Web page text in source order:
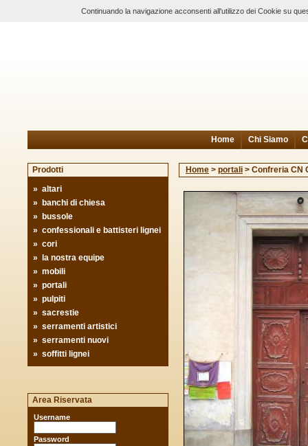
Home Chi Siamo
Prodotti
» altari
»
banchi di chiesa
»
bussole
» confessionali e battisteri lignei
» cori
»
la nostra equipe
» mobili
» portali
» pulpiti
» sacrestie
» serramenti artistici
» serramenti nuovi
» soffitti lignei
Area Riservata
Username
Password
Home > portali > Confreria CN
Continuando la navigazione acconsenti all'utilizzo dei Cookie su